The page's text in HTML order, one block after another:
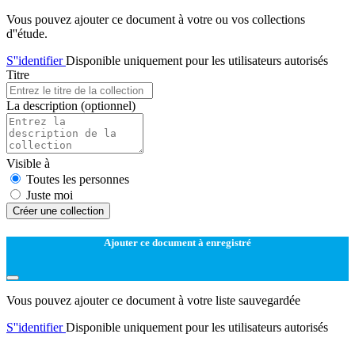
Vous pouvez ajouter ce document à votre ou vos collections
d''étude.
S''identifierDisponible uniquement pour les utilisateurs autorisés
Titre
La description (optionnel)
Visible à
Toutes les personnes
Juste moi
Créer une collection
Ajouter ce document à enregistré
Vous pouvez ajouter ce document à votre liste sauvegardée
S''identifierDisponible uniquement pour les utilisateurs autorisés